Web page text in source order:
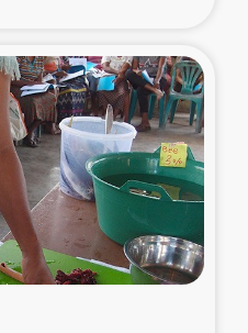
宅被災者支援
隊の活動
・農業復興支援
興支援